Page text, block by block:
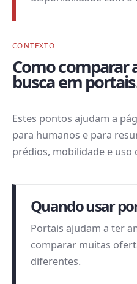
CONTEXTO
Como comparar
busca em
Estes pontos ajudam a
para humanos e para
prédios, mobilidade e uso
Quando usar
Portais ajudam a ter
comparar muitas
diferentes.